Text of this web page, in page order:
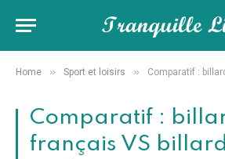
Home » Sport et loisirs » Comparatif : billard
Comparatif :
français VS billard